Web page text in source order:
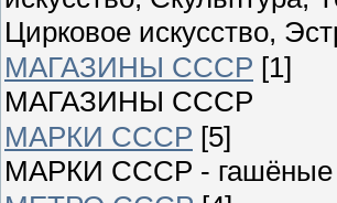
Цирковое искусство,
МАГАЗИНЫ СССР [1]
МАГАЗИНЫ СССР
МАРКИ СССР [5]
МАРКИ СССР - гашёные